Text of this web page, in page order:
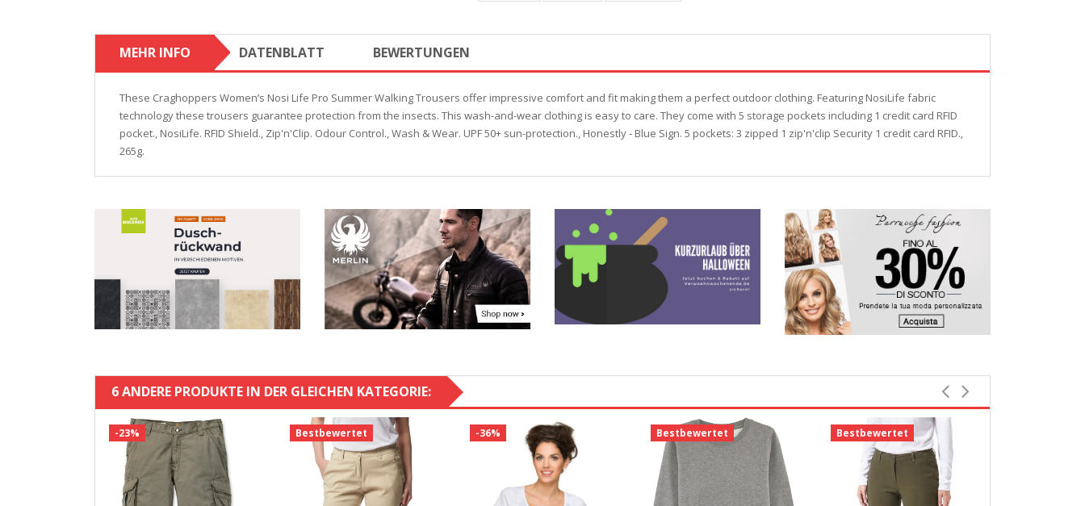
MEHR INFO DATENBLATT BEWERTUNGEN
These Craghoppers Women’s Nosi Life Pro Summer Walking Trousers offer impressive comfort and fit making them a perfect outdoor clothing. Featuring NosiLife fabric
technology these trousers guarantee protection from the insects. This wash-and-wear clothing is easy to care. They come with 5 storage pockets including 1 credit card RFID
pocket., NosiLife. RFID Shield., Zip'n'Clip. Odour Control., Wash & Wear. UPF 50+ sun-protection., Honestly - Blue Sign. 5 pockets: 3 zipped 1 zip'n'clip Security 1 credit card RFID.,
265g.
6 ANDERE PRODUKTE IN DER GLEICHEN KATEGORIE:
-23% Bestbewertet -36% Bestbewertet Bestbewertet